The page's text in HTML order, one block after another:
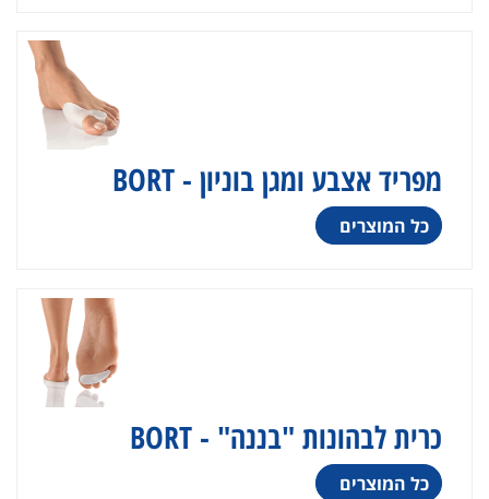
מפריד אצבע ומגן בוניון - BORT
כל המוצרים
כרית לבהונות "בננה" - BORT
כל המוצרים